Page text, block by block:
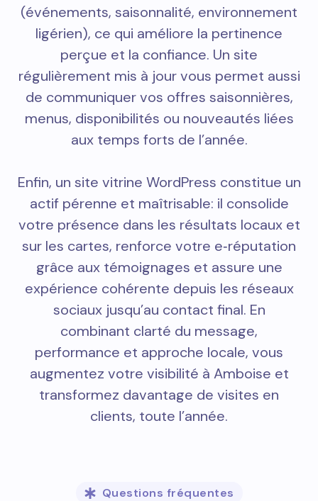
(événements, saisonnalité, environnement
ligérien), ce qui améliore la pertinence
perçue et la confiance. Un site
régulièrement mis à jour vous permet aussi
de communiquer vos offres saisonnières,
menus, disponibilités ou nouveautés liées
aux temps forts de l’année.
Enfin, un site vitrine WordPress constitue un
actif pérenne et maîtrisable: il consolide
votre présence dans les résultats locaux et
sur les cartes, renforce votre e‑réputation
grâce aux témoignages et assure une
expérience cohérente depuis les réseaux
sociaux jusqu’au contact final. En
combinant clarté du message,
performance et approche locale, vous
augmentez votre visibilité à Amboise et
transformez davantage de visites en
clients, toute l’année.
Questions fréquentes